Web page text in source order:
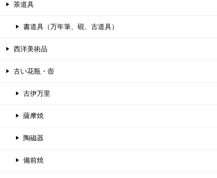
茶道具
書道具（万年筆、硯、古道具）
西洋美術品
古い花瓶・壺
古伊万里
薩摩焼
陶磁器
備前焼